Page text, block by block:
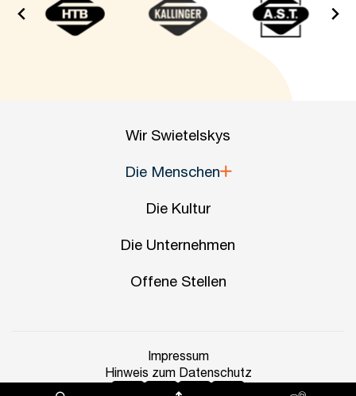
Wir Swietelskys
Die Menschen
Die Kultur
Die Unternehmen
Offene Stellen
Impressum
Hinweis zum Datenschutz